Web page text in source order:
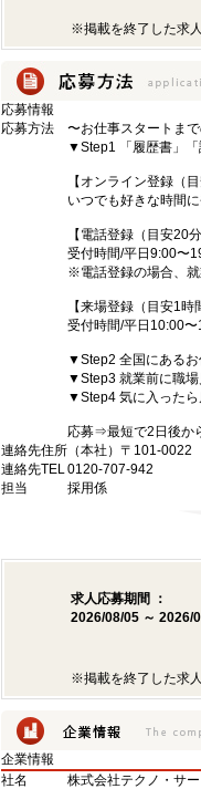
※掲載を終了した求
応募情報
応募方法
〜お仕事スタートま
▼Step1 「履歴書」「
【オンライン登録（目
いつでも好きな時間
【電話登録（目安20分
受付時間/平日9:00〜
※電話登録の場合、
【来場登録（目安1時
受付時間/平日10:00
▼Step2 全国にあるお
▼Step3 就業前に職場
▼Step4 気に入ったら
応募⇒最短で2日後か
連絡先住所 （本社）〒101-
連絡先TEL0120-707-942
担当
採用係
求人応募期間 ：
2026/08/05 ～ 2026/
※掲載を終了した求
企業情報
社名
株式会社テクノ・サ